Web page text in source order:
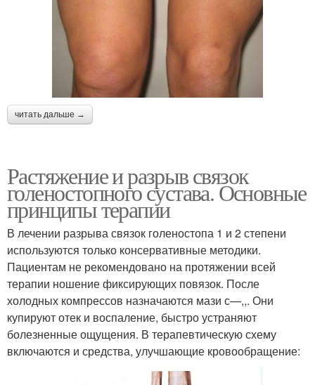
читать дальше →
Растяжение и разрыв связок
голеностопного сустава. Основные
принципы терапии
В лечении разрыва связок голеностопа 1 и 2 степени
используются только консервативные методики.
Пациентам не рекомендовано на протяжении всей
терапии ношение фиксирующих повязок. После
холодных компрессов назначаются мази с—,,. Они
купируют отек и воспаление, быстро устраняют
болезненные ощущения. В терапевтическую схему
включаются и средства, улучшающие кровообращение: